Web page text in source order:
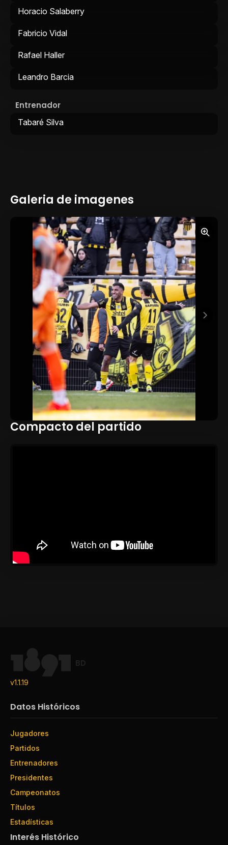
Horacio Salaberry
Fabricio Vidal
Rafael Haller
Leandro Barcia
Entrenador
Tabaré Silva
Galeria de imagenes
Compacto del partido
BD
v1.1.19
Datos Históricos
Jugadores
Partidos
Entrenadores
Presidentes
Campeonatos
Títulos
Estadísticas
Interés Histórico